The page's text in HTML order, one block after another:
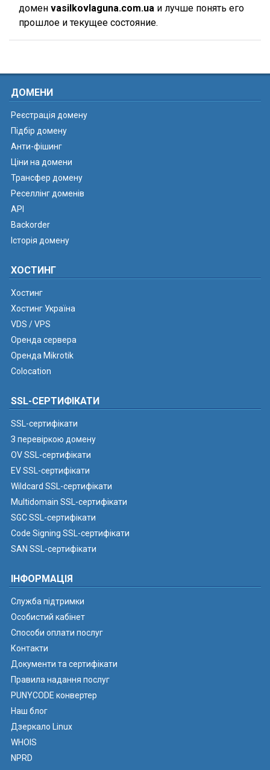
домен vasilkovlaguna.com.ua и лучше понять его
прошлое и текущее состояние.
ДОМЕНИ
Реєстрація домену
Підбір домену
Анти-фішинг
Ціни на домени
Трансфер домену
Реселлінг доменів
API
Backorder
Історія домену
ХОСТИНГ
Хостинг
Хостинг Україна
VDS / VPS
Оренда сервера
Оренда Mikrotik
Colocation
SSL-СЕРТИФІКАТИ
SSL-сертифікати
З перевіркою домену
OV SSL-сертифікати
EV SSL-сертифікати
Wildcard SSL-сертифікати
Multidomain SSL-сертифікати
SGC SSL-сертифікати
Code Signing SSL-сертифікати
SAN SSL-сертифікати
ІНФОРМАЦІЯ
Служба підтримки
Особистий кабінет
Способи оплати послуг
Контакти
Документи та сертифікати
Правила надання послуг
PUNYCODE конвертер
Наш блог
Дзеркало Linux
WHOIS
NPRD